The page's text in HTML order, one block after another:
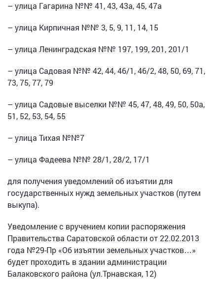
– улица Гагарина №№ 41, 43, 43а, 45, 47а
– улица Кирпичная №№ 3, 5, 9, 11, 14, 15
– улица Ленинградская №№ 197, 199, 201, 201/1
– улица Садовая №№ 42, 44, 46/1, 46/2, 48, 50, 69, 71,
73, 75, 77, 79
– улица Садовые выселки №№ 45, 47, 48, 49, 50, 50а,
51, 52, 53, 54, 55
– улица Тихая №№7
– улица Фадеева №№ 28/1, 28/2, 17/1
для получения уведомлений об изъятии для
государственных нужд земельных участков (путем
выкупа).
Уведомление с вручением копии распоряжения
Правительства Саратовской области от 22.02.2013
года №29-Пр «Об изъятии земельных участков…»
будет проходить в здании администрации
Балаковского района (ул.Трнавская, 12)